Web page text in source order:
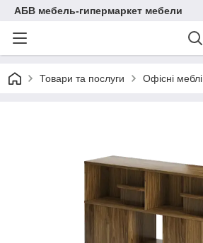
АБВ мебель-гипермаркет мебели
Товари та послуги Офісні меблі